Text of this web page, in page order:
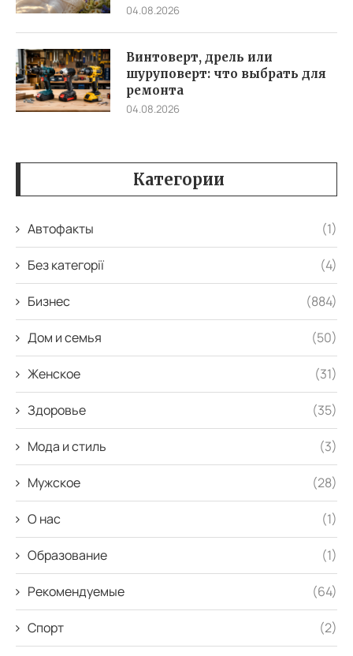
04.08.2026
Винтоверт, дрель или
шуруповерт: что выбрать для
ремонта
04.08.2026
Категории
Автофакты (1)
Без категорії (4)
Бизнес (884)
Дом и семья (50)
Женское (31)
Здоровье (35)
Мода и стиль (3)
Мужское (28)
О нас (1)
Образование (1)
Рекомендуемые (64)
Спорт (2)